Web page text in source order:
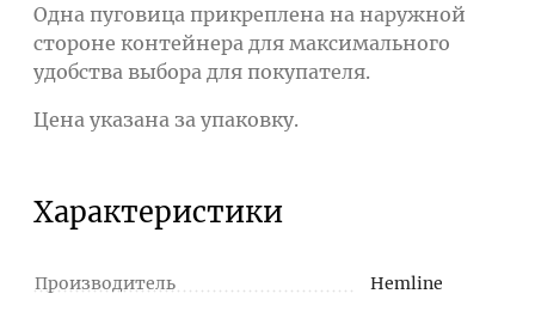
Одна пуговица прикреплена на наружной
стороне контейнера для максимального
удобства выбора для покупателя.
Цена указана за упаковку.
Характеристики
Производитель Hemline